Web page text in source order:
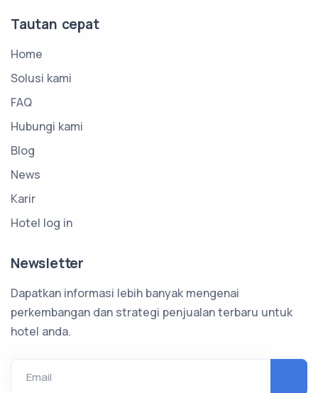
Tautan cepat
Home
Solusi kami
FAQ
Hubungi kami
Blog
News
Karir
Hotel log in
Newsletter
Dapatkan informasi lebih banyak mengenai
perkembangan dan strategi penjualan terbaru untuk
hotel anda.
Email